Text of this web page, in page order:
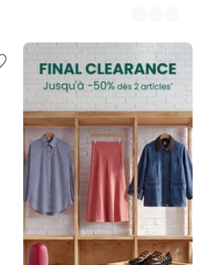
FINAL
CLEARANCE